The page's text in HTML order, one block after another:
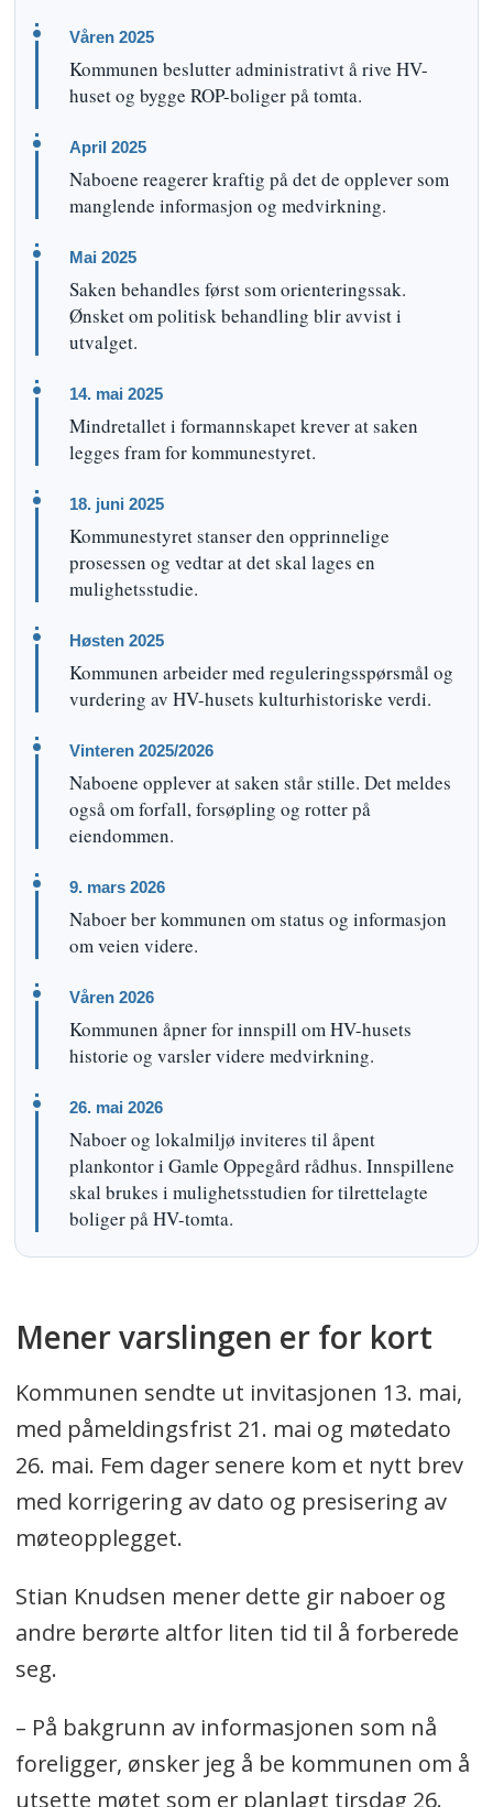
Våren 2025
Kommunen beslutter administrativt å rive HV-
huset og bygge ROP-boliger på tomta.
April 2025
Naboene reagerer kraftig på det de opplever som
manglende informasjon og medvirkning.
Mai 2025
Saken behandles først som orienteringssak.
Ønsket om politisk behandling blir avvist i
utvalget.
14. mai 2025
Mindretallet i formannskapet krever at saken
legges fram for kommunestyret.
18. juni 2025
Kommunestyret stanser den opprinnelige
prosessen og vedtar at det skal lages en
mulighetsstudie.
Høsten 2025
Kommunen arbeider med reguleringsspørsmål og
vurdering av HV-husets kulturhistoriske verdi.
Vinteren 2025/2026
Naboene opplever at saken står stille. Det meldes
også om forfall, forsøpling og rotter på
eiendommen.
9. mars 2026
Naboer ber kommunen om status og informasjon
om veien videre.
Våren 2026
Kommunen åpner for innspill om HV-husets
historie og varsler videre medvirkning.
26. mai 2026
Naboer og lokalmiljø inviteres til åpent
plankontor i Gamle Oppegård rådhus. Innspillene
skal brukes i mulighetsstudien for tilrettelagte
boliger på HV-tomta.
Mener varslingen er for kort
Kommunen sendte ut invitasjonen 13. mai,
med påmeldingsfrist 21. mai og møtedato
26. mai. Fem dager senere kom et nytt brev
med korrigering av dato og presisering av
møteopplegget.
Stian Knudsen mener dette gir naboer og
andre berørte altfor liten tid til å forberede
seg.
– På bakgrunn av informasjonen som nå
foreligger, ønsker jeg å be kommunen om å
utsette møtet som er planlagt tirsdag 26.